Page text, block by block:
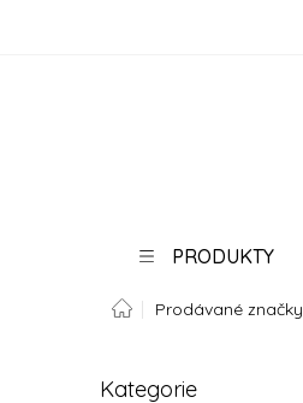
PRODUKTY
DomůProdávané značky
o
Přeskočit
Kategorie